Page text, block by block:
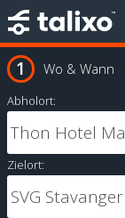
Wo & Wann
Abholort:
Zielort: